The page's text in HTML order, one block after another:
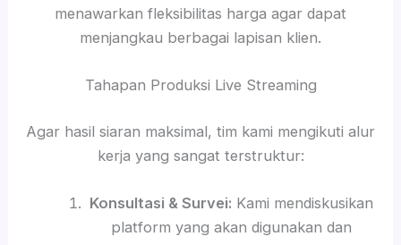
menawarkan fleksibilitas harga agar dapat
menjangkau berbagai lapisan klien.
Tahapan Produksi Live Streaming
Agar hasil siaran maksimal, tim kami mengikuti alur
kerja yang sangat terstruktur:
Konsultasi & Survei: Kami mendiskusikan
platform yang akan digunakan dan